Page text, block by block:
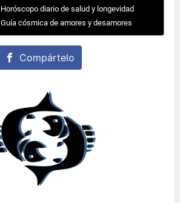
Horóscopo diario de salud y longevidad
Guía cósmica de amores y desamores
Compártelo